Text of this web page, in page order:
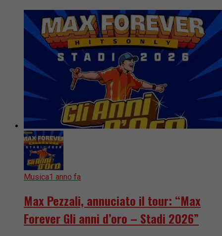
Musica1 anno fa
Max Pezzali, annuciato il tour: “Max
Forever Gli anni d’oro – Stadi 2026”